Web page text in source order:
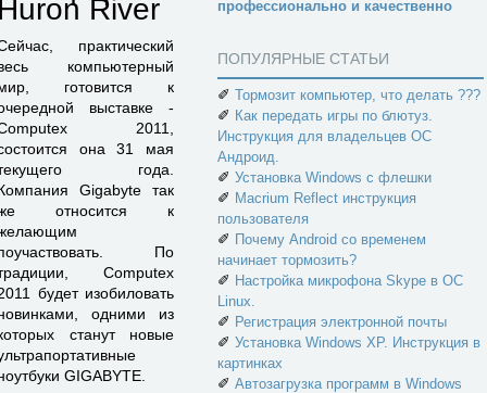
River
практический
компьютерный
готовится к
выставке -
2011,
она 31 мая
года.
Gigabyte так
относится к
По
Computex
будет изобиловать
одними из
станут новые
GIGABYTE.
профессионально и качественно
ПОПУЛЯРНЫЕ СТАТЬИ
✐ Тормозит компьютер, что делать ???
✐ Как передать игры по блютуз.
Инструкция для владельцев ОС
Андроид.
✐ Установка Windows с флешки
✐ Macrium Reflect инструкция
пользователя
✐ Почему Android со временем
начинает тормозить?
✐ Настройка микрофона Skype в ОС
Linux.
✐ Регистрация электронной почты
✐ Установка Windows XP. Инструкция в
картинках
✐ Автозагрузка программ в Windows